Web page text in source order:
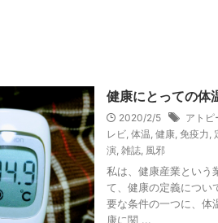
健康にとっての体
2020/2/5 アトピ
レビ, 体温, 健康, 免疫力,
演, 雑誌, 風邪
私は、健康産業という
て、健康の定義につい
要な条件の一つに、体
康に関 ...